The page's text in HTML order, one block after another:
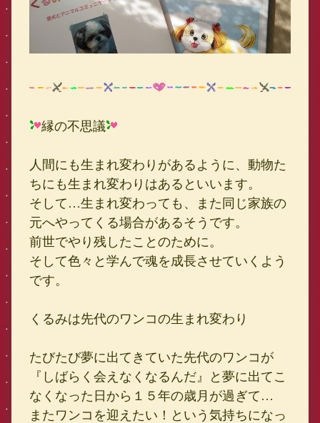
縁の不思議
人間にも生まれ変わりがあるように、動物た
ちにも生まれ変わりはあるといいます。
そして…生まれ変わっても、また同じ家族の
元へやってくる場合があるそうです。
前世でやり残したことのために。
そして色々と学んで魂を成長させていくよう
です。
くるみは先代のワンコの生まれ変わり
たびたび夢に出てきていた先代のワンコが
『しばらく会えなくなるんだ』と夢に出てこ
なくなった日から１５年の歳月が過ぎて…
またワンコを迎えたい！という気持ちになっ